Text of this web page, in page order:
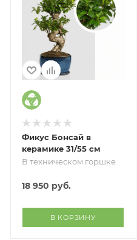
Фикус Бонсай в
керамике 31/55 см
В техническом горшке
18 950 руб.
В КОРЗИНУ